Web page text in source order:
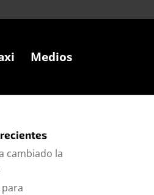
Medios
cambiado la